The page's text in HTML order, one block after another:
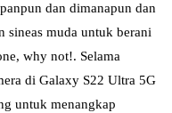
dan dimanapun dan
sineas muda untuk berani
why not!. Selama
di Galaxy S22 Ultra 5G
untuk menangkap